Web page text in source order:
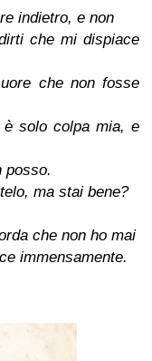
indietro, e non
che mi dispiace
che non fosse
solo colpa mia, e
posso.
ma stai bene?
che non ho mai
immensamente.